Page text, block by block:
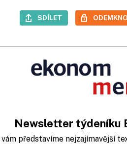
SDÍLET
Newsletter týdeníku
představíme nejzajímavější